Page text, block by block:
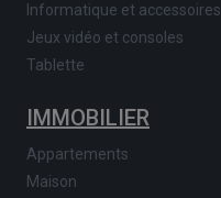
Informatique et accessoires
Jeux vidéo et consoles
Tablette
IMMOBILIER
Appartements
Maison